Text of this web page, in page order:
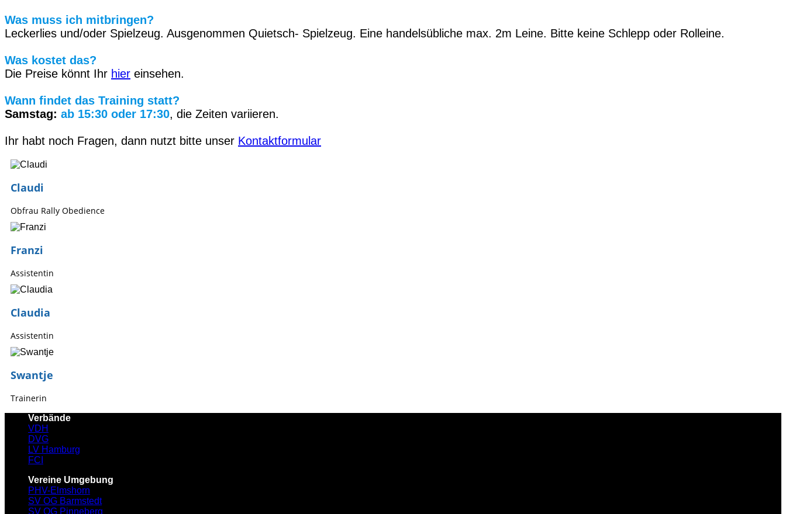
Was muss ich mitbringen?
Leckerlies und/oder Spielzeug. Ausgenommen Quietsch- Spielzeug. Eine handelsübliche max. 2m Leine. Bitte keine Schlepp oder Rolleine.
Was kostet das?
Die Preise könnt Ihr hier einsehen.
Wann findet das Training statt?
Samstag: ab 15:30 oder 17:30, die Zeiten variieren.
Ihr habt noch Fragen, dann nutzt bitte unser Kontaktformular
Claudi
Obfrau Rally Obedience
Franzi
Assistentin
Claudia
Assistentin
Swantje
Trainerin
Verbände
VDH
DVG
LV Hamburg
FCI
Vereine Umgebung
PHV-Elmshorn
SV OG Barmstedt
SV OG Pinneberg